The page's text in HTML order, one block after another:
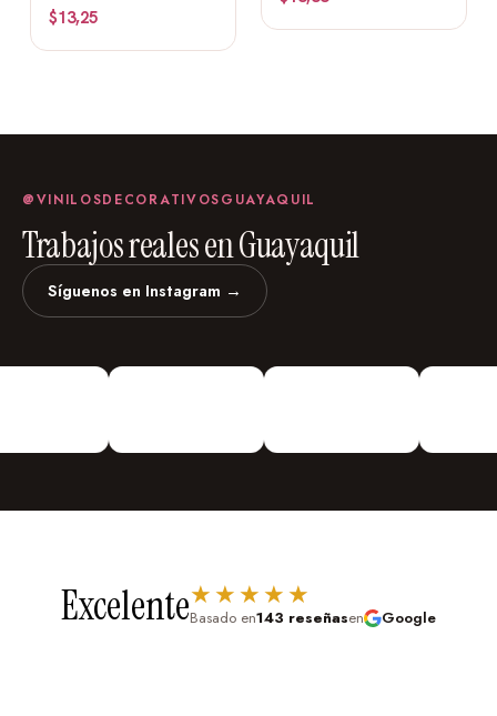
$13,25
@VINILOSDECORATIVOSGUAYAQUIL
Trabajos reales en Guayaquil
Síguenos en Instagram →
Decorativos De todo Tipo!
Urdesa Central Guayacanes entre
Excelente★★★★★
Basado en143 reseñasen Google